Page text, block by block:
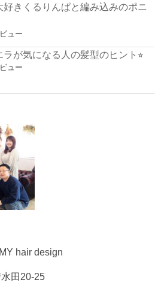
好きくるりんぱと編み込みのポニ
ュー
ラが気になる人の髪型のヒント⭐︎
ュー
hair design
田20-25